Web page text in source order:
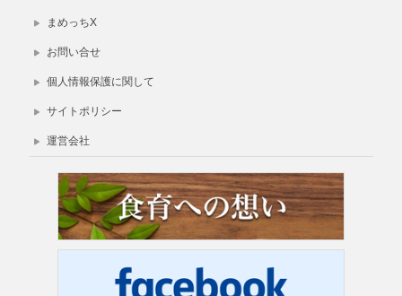
まめっちX
お問い合せ
個人情報保護に関して
サイトポリシー
運営会社